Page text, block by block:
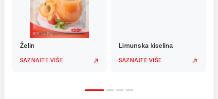
Želin
SAZNAJTE VIŠE
Limunska kiselina
SAZNAJTE VIŠE